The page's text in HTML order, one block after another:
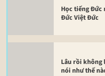
Học tiếng Đức
Đức Việt Đức
Lâu rồi
nói như thế